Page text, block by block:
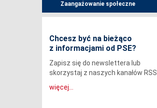
Zaangażowanie społeczne
Chcesz być na bieżąco
z informacjami od PSE?
Zapisz się do newslettera lub
skorzystaj z naszych kanałów RSS.
więcej...